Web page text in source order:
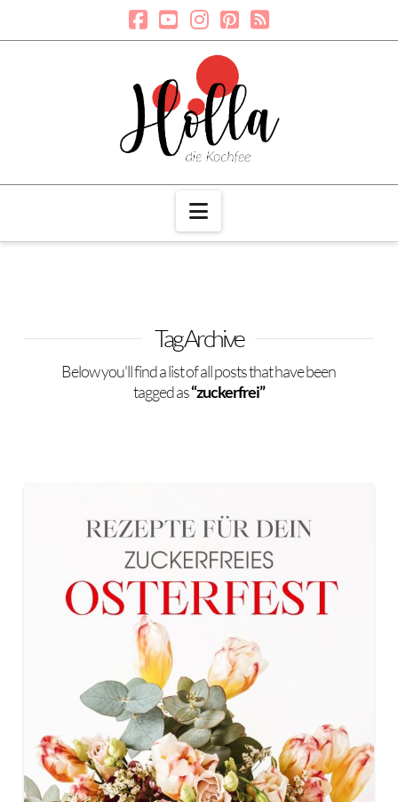
Navigation
Tag Archive
Below you'll find a list of all posts that have been
tagged as“zuckerfrei”